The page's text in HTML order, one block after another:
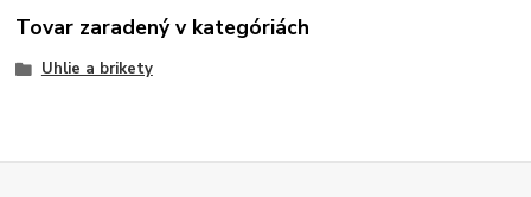
Tovar zaradený v kategóriách
Uhlie a brikety